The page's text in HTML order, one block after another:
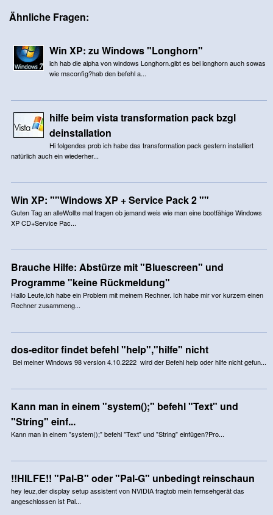
Ähnliche Fragen:
Win XP: zu Windows "Longhorn"
ich hab die alpha von windows Longhorn.gibt es bei longhorn auch sowas
wie msconfig?hab den befehl a...
hilfe beim vista transformation pack bzgl
deinstallation
Hi folgendes prob ich habe das transformation pack gestern installiert
natürlich auch ein wiederher...
Win XP: ""Windows XP + Service Pack 2 ""
Guten Tag an alleWollte mal fragen ob jemand weis wie man eine bootfähige Windows
XP CD+Service Pac...
Brauche Hilfe: Abstürze mit "Bluescreen" und
Programme "keine Rückmeldung"
Hallo Leute,ich habe ein Problem mit meinem Rechner. Ich habe mir vor kurzem einen
Rechner zusammeng...
dos-editor findet befehl "help","hilfe" nicht
Bei meiner Windows 98 version 4.10.2222 wird der Befehl help oder hilfe nicht gefun...
Kann man in einem "system();" befehl "Text" und
"String" einf...
Kann man in einem "system();" befehl "Text" und "String" einfügen?Pro...
!!HILFE!! "Pal-B" oder "Pal-G" unbedingt reinschaun
hey leuz,der display setup assistent von NVIDIA fragtob mein fernsehgerät das
angeschlossen ist Pal...